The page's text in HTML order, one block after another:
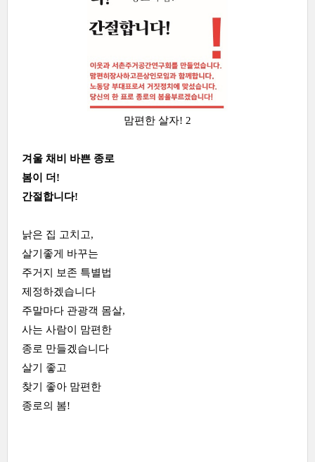
맘편한 살자! 2
겨울 채비 바쁜 종로
봄이 더!
간절합니다!
낡은 집 고치고,
살기좋게 바꾸는
주거지 보존 특별법
제정하겠습니다
주말마다 관광객 몸살,
사는 사람이 맘편한
종로 만들겠습니다
살기 좋고
찾기 좋아 맘편한
종로의 봄!